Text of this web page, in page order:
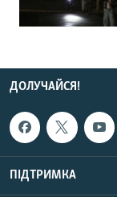
ДОЛУЧАЙСЯ!
ПІДТРИМКА